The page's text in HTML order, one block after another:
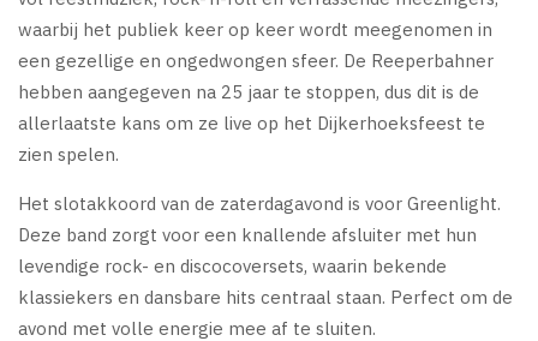
waarbij het publiek keer op keer wordt meegenomen in
een gezellige en ongedwongen sfeer. De Reeperbahner
hebben aangegeven na 25 jaar te stoppen, dus dit is de
allerlaatste kans om ze live op het Dijkerhoeksfeest te
zien spelen.
Het slotakkoord van de zaterdagavond is voor Greenlight.
Deze band zorgt voor een knallende afsluiter met hun
levendige rock- en discocoversets, waarin bekende
klassiekers en dansbare hits centraal staan. Perfect om de
avond met volle energie mee af te sluiten.